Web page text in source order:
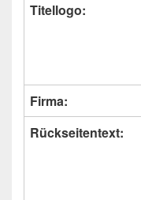
Titellogo:
Firma:
Rückseitentext: